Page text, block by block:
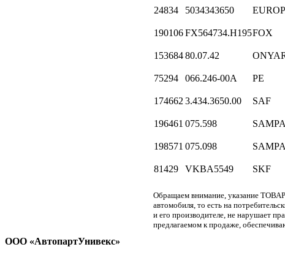
24834
5034343650
190106FX564734.H195FOX
15368480.07.42
75294
066.246-00A PE
174662 3.434.3650.00 SAF
196461 075.598 SAMPA
198571 075.098 SAMPA
81429
VKBA5549 SKF
Обращаем внимание, указание
автомобиля, то есть на
и его производителе, не нарушает
предлагаемом к продаже,
ООО «АвтопартУнивекс»